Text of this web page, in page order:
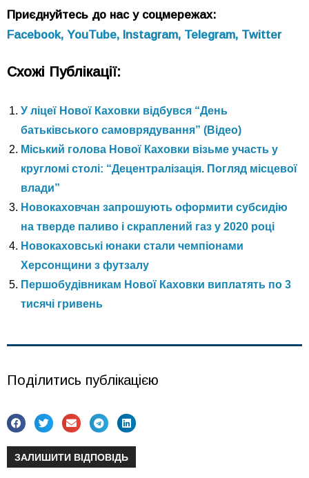
Приєднуйтесь до нас у соцмережах:
Facebook, YouTube, Instagram, Telegram, Twitter
Схожі Публікації:
У ліцеї Нової Каховки відбувся “День
батьківського самоврядування” (Відео)
Міський голова Нової Каховки візьме участь у
кругломі столі: “Децентралізація. Погляд місцевої
влади”
Новокаховчан запрошують оформити субсидію
на тверде паливо і скраплений газ у 2020 році
Новокаховські юнаки стали чемпіонами
Херсонщини з футзалу
Першобудівникам Нової Каховки виплатять по 3
тисячі гривень
Поділитись публікацією
ЗАЛИШИТИ ВІДПОВІДЬ